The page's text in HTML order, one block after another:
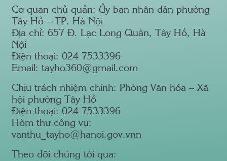
Cơ quan chủ quản: Ủy ban nhân dân phường
Tây Hồ – TP. Hà Nội
Địa chỉ: 657 Đ. Lạc Long Quân, Tây Hồ, Hà
Nội
Điện thoại: 024 7533396
Email: tayho360@gmail.com
Chịu trách nhiệm chính: Phòng Văn hóa – Xã
hội phường Tây Hồ
Điện thoại: 024 7533396
Hòm thư công vụ:
vanthu_tayho@hanoi.gov.vnn
Theo dõi chúng tôi qua: